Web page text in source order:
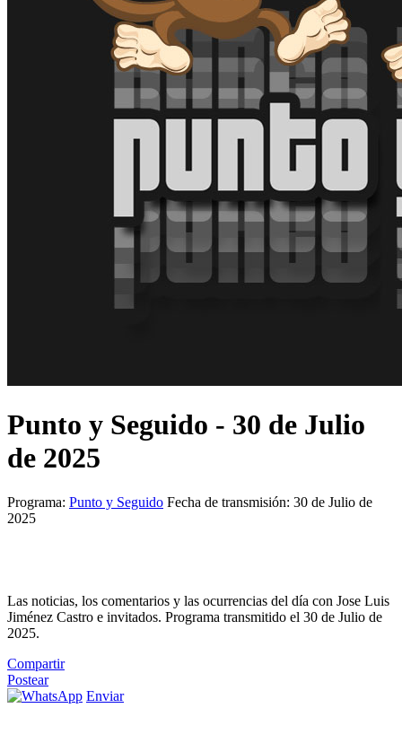
Punto y Seguido - 30 de Julio
de 2025
Programa: Punto y Seguido Fecha de transmisión: 30 de Julio de
2025
Las noticias, los comentarios y las ocurrencias del día con Jose Luis
Jiménez Castro e invitados. Programa transmitido el 30 de Julio de
2025.
Compartir
Postear
Enviar